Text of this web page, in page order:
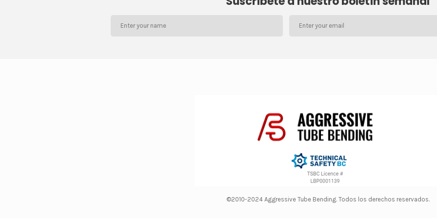
©2010-2024 Aggressive Tube Bending. Todos los derechos reservados.